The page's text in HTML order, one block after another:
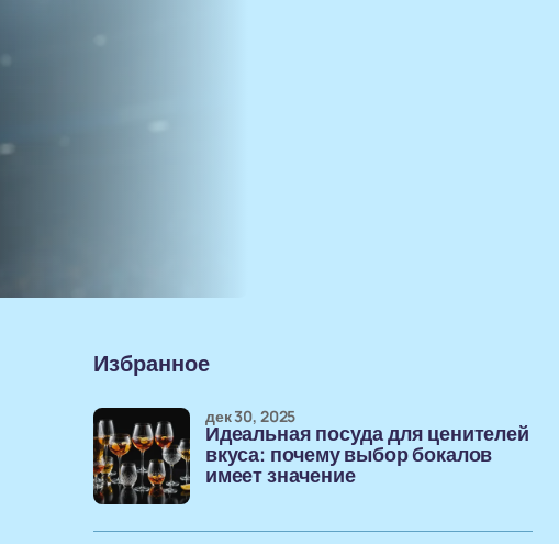
Избранное
Идеальная посуда для ценителей
вкуса: почему выбор бокалов
имеет значение
дек 30, 2025